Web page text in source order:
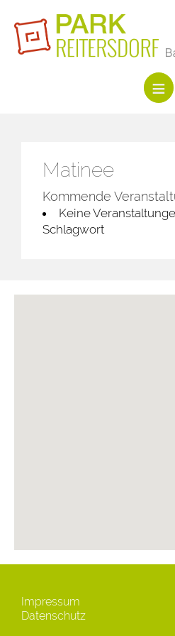
Matinee
Kommende
Keine
Schlagwort
Impressum
Datenschutz